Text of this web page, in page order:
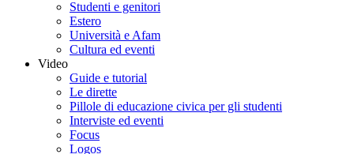
Studenti e genitori
Estero
Università e Afam
Cultura ed eventi
Video
Guide e tutorial
Le dirette
Pillole di educazione civica per gli studenti
Interviste ed eventi
Focus
Logos